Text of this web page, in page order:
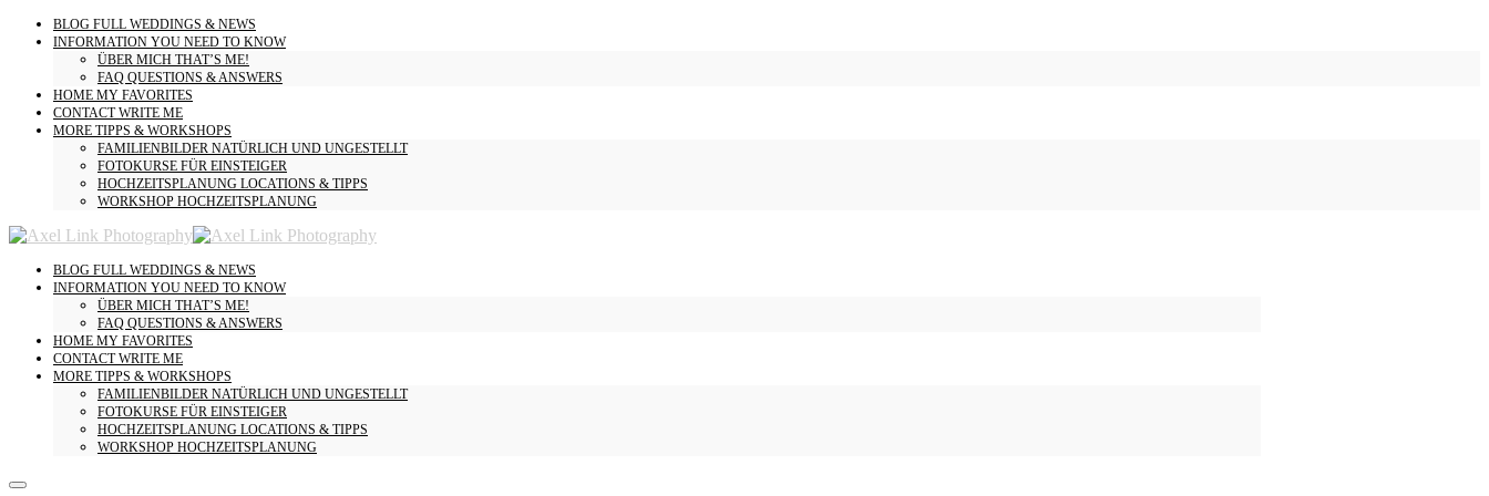
BLOG FULL WEDDINGS & NEWS
INFORMATION YOU NEED TO KNOW
ÜBER MICH THAT’S ME!
FAQ QUESTIONS & ANSWERS
HOME MY FAVORITES
CONTACTWRITE ME
MORE TIPPS & WORKSHOPS
FAMILIENBILDER NATÜRLICH UND UNGESTELLT
FOTOKURSE FÜR EINSTEIGER
HOCHZEITSPLANUNG LOCATIONS & TIPPS
WORKSHOP HOCHZEITSPLANUNG
BLOG FULL WEDDINGS & NEWS
INFORMATION YOU NEED TO KNOW
ÜBER MICH THAT’S ME!
FAQ QUESTIONS & ANSWERS
HOME MY FAVORITES
CONTACTWRITE ME
MORE TIPPS & WORKSHOPS
FAMILIENBILDER NATÜRLICH UND UNGESTELLT
FOTOKURSE FÜR EINSTEIGER
HOCHZEITSPLANUNG LOCATIONS & TIPPS
WORKSHOP HOCHZEITSPLANUNG